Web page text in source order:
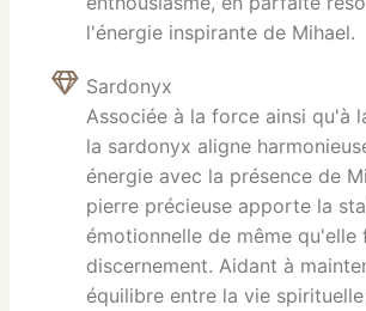
l'énergie inspirante de Mihael.
Sardonyx
Associée à la force ainsi qu'à
la sardonyx aligne
énergie avec la présence de
pierre précieuse apporte la
émotionnelle de même qu'elle
discernement. Aidant à
équilibre entre la vie